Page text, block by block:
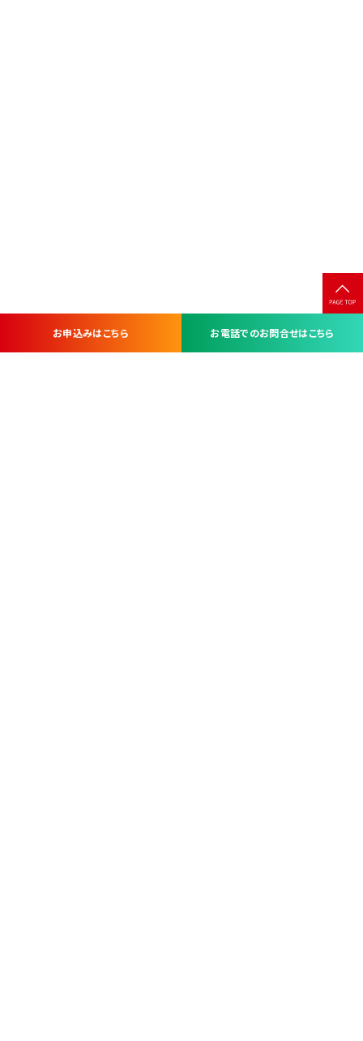
お申込みはこちら お電話でのお問合せはこちら